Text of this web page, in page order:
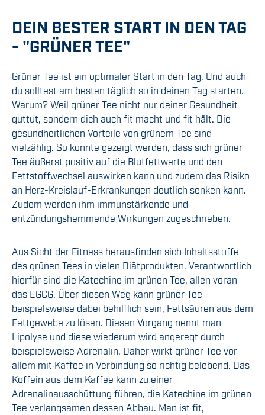
DEIN BESTER START IN DEN TAG
- "GRÜNER TEE"
Grüner Tee ist ein optimaler Start in den Tag. Und auch
du solltest am besten täglich so in deinen Tag starten.
Warum? Weil grüner Tee nicht nur deiner Gesundheit
guttut, sondern dich auch fit macht und fit hält. Die
gesundheitlichen Vorteile von grünem Tee sind
vielzählig. So konnte gezeigt werden, dass sich grüner
Tee äußerst positiv auf die Blutfettwerte und den
Fettstoffwechsel auswirken kann und zudem das Risiko
an Herz-Kreislauf-Erkrankungen deutlich senken kann.
Zudem werden ihm immunstärkende und
entzündungshemmende Wirkungen zugeschrieben.
Aus Sicht der Fitness herausfinden sich Inhaltsstoffe
des grünen Tees in vielen Diätprodukten. Verantwortlich
hierfür sind die Katechine im grünen Tee, allen voran
das EGCG. Über diesen Weg kann grüner Tee
beispielsweise dabei behilflich sein, Fettsäuren aus dem
Fettgewebe zu lösen. Diesen Vorgang nennt man
Lipolyse und diese wiederum wird angeregt durch
beispielsweise Adrenalin. Daher wirkt grüner Tee vor
allem mit Kaffee in Verbindung so richtig belebend. Das
Koffein aus dem Kaffee kann zu einer
Adrenalinausschüttung führen, die Katechine im grünen
Tee verlangsamen dessen Abbau. Man ist fit,